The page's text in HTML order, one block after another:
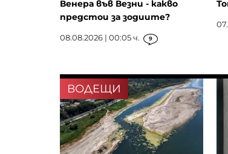
Венера във Везни - какво
предстои за зодиите?
08.08.2026 | 00:05 ч. 9
ВОДЕЩИ